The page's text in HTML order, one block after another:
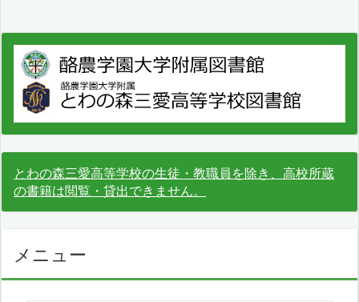
とわの森三愛高等学校の生徒・教職員を除き、高校所蔵
の書籍は閲覧・貸出できません。
メニュー